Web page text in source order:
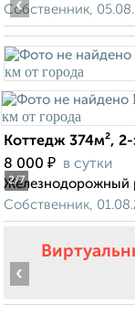
Собственник,
2/7
‹
Коттедж 374м²,
8 000 ₽ в сутки
Железнодорожный
Собственник,
‹